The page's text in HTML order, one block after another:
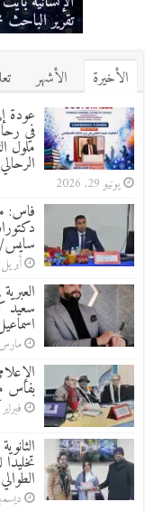
تقرير الباحث
الآداب
بقلم
العزيز الطوالي
عبد العزيز
الأخيرة الأشهر
في
ملول
الرحالي
يونيو 29, 2026
فاس:
أبريل 7, 2026
سعيد
مارس 24,
بفاس
فبراير 16,
الطوالي
ديسمبر